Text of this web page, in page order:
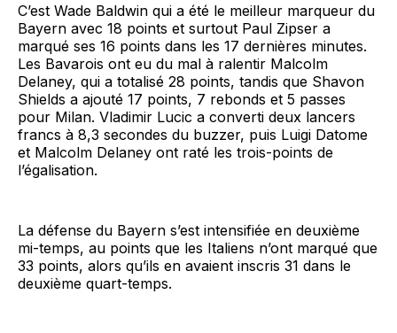
C’est Wade Baldwin qui a été le meilleur marqueur du
Bayern avec 18 points et surtout Paul Zipser a
marqué ses 16 points dans les 17 dernières minutes.
Les Bavarois ont eu du mal à ralentir Malcolm
Delaney, qui a totalisé 28 points, tandis que Shavon
Shields a ajouté 17 points, 7 rebonds et 5 passes
pour Milan. Vladimir Lucic a converti deux lancers
francs à 8,3 secondes du buzzer, puis Luigi Datome
et Malcolm Delaney ont raté les trois-points de
l’égalisation.
La défense du Bayern s’est intensifiée en deuxième
mi-temps, au points que les Italiens n’ont marqué que
33 points, alors qu’ils en avaient inscris 31 dans le
deuxième quart-temps.